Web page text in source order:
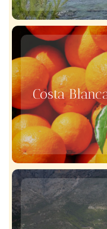
Costa